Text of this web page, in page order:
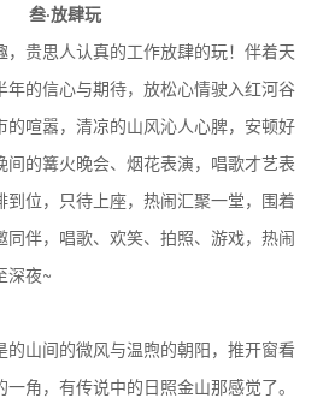
叁·放肆玩
贵思人认真的工作放肆的玩！伴着天
年的信心与期待，放松心情驶入红河谷
的喧嚣，清凉的山风沁人心脾，安顿好
间的篝火晚会、烟花表演，唱歌才艺表
位，只待上座，热闹汇聚一堂，围着
同伴，唱歌、欢笑、拍照、游戏，热闹
深夜~
的山间的微风与温煦的朝阳，推开窗看
角，有传说中的日照金山那感觉了。